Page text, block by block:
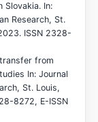
Slovakia. In:
Research, St.
ISSN 2328-
transfer from
In: Journal
St. Louis,
8272, E-ISSN